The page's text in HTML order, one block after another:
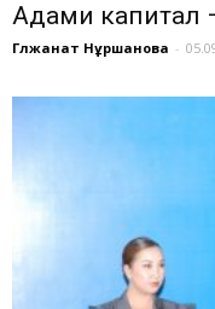
Адами капитал
Гүлжанат Нұршанова -